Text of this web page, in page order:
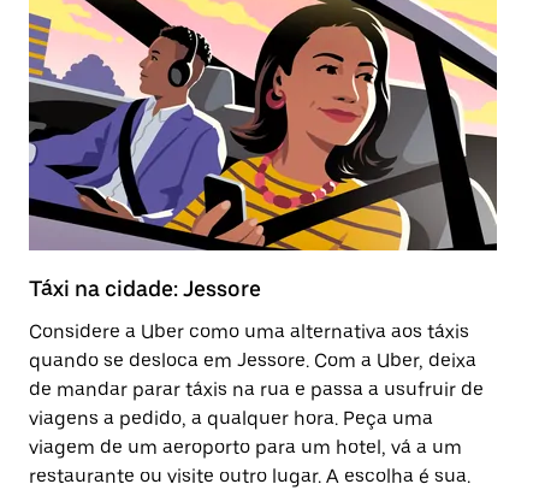
Táxi na cidade: Jessore
Considere a Uber como uma alternativa aos táxis
quando se desloca em Jessore. Com a Uber, deixa
de mandar parar táxis na rua e passa a usufruir de
viagens a pedido, a qualquer hora. Peça uma
viagem de um aeroporto para um hotel, vá a um
restaurante ou visite outro lugar. A escolha é sua.